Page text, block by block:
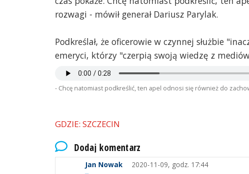
rozwagi - mówił generał Dariusz Parylak.
Podkreślał, że oficerowie w czynnej służbie
emeryci, którzy "czerpią swoją wiedzę z
- Chcę natomiast podkreślić, ten apel odnosi się również do
GDZIE: SZCZECIN
Dodaj komentarz
Jan Nowak 2020-11-09, godz. 17:44